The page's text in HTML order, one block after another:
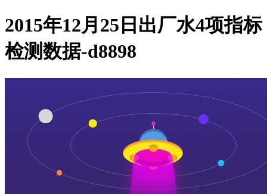
2015年12月25日出厂水4项指标
检测数据-d8898